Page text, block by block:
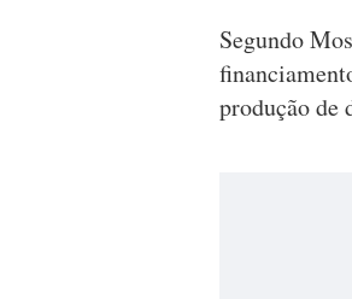
Segundo
produção de